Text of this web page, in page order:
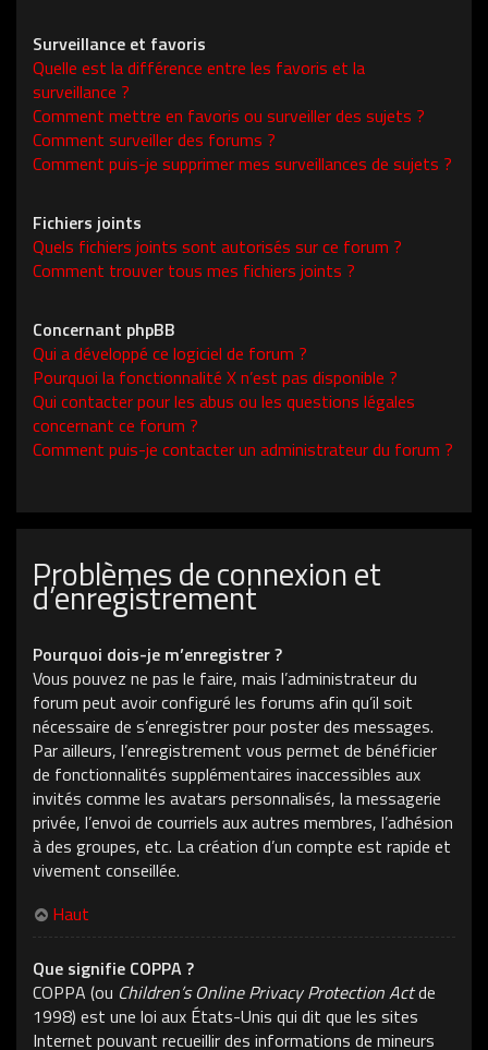
Surveillance et favoris
Quelle est la différence entre les favoris et la
surveillance ?
Comment mettre en favoris ou surveiller des sujets ?
Comment surveiller des forums ?
Comment puis-je supprimer mes surveillances de sujets ?
Fichiers joints
Quels fichiers joints sont autorisés sur ce forum ?
Comment trouver tous mes fichiers joints ?
Concernant phpBB
Qui a développé ce logiciel de forum ?
Pourquoi la fonctionnalité X n’est pas disponible ?
Qui contacter pour les abus ou les questions légales
concernant ce forum ?
Comment puis-je contacter un administrateur du forum ?
Problèmes de connexion et
d’enregistrement
Pourquoi dois-je m’enregistrer ?
Vous pouvez ne pas le faire, mais l’administrateur du
forum peut avoir configuré les forums afin qu’il soit
nécessaire de s’enregistrer pour poster des messages.
Par ailleurs, l’enregistrement vous permet de bénéficier
de fonctionnalités supplémentaires inaccessibles aux
invités comme les avatars personnalisés, la messagerie
privée, l’envoi de courriels aux autres membres, l’adhésion
à des groupes, etc. La création d’un compte est rapide et
vivement conseillée.
Haut
Que signifie COPPA ?
COPPA (ou Children’s Online Privacy Protection Actde
1998) est une loi aux États-Unis qui dit que les sites
Internet pouvant recueillir des informations de mineurs